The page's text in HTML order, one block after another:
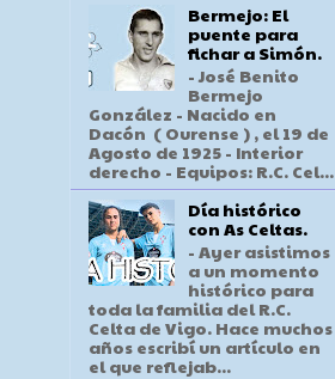
Bermejo: El
puente para
fichar a Simón.
- José Benito
Bermejo
González - Nacido en
Dacón ( Ourense ) , el 19 de
Agosto de 1925 - Interior
derecho - Equipos: R.C. Cel...
Día histórico
con As Celtas.
- Ayer asistimos
a un momento
histórico para
toda la familia del R.C.
Celta de Vigo. Hace muchos
años escribí un artículo en
el que reflejab...